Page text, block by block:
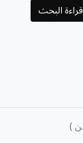
قراءة البحث